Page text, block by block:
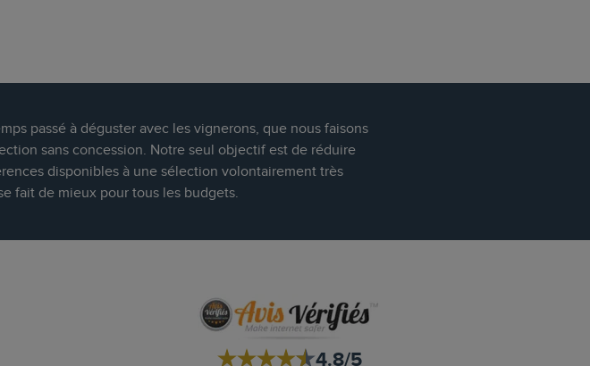
passé à déguster avec les vignerons, que nous faisons
sans concession. Notre seul objectif est de réduire
disponibles à une sélection volontairement très
fait de mieux pour tous les budgets.
4.8/5